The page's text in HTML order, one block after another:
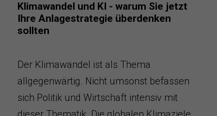
Klimawandel und KI - warum Sie jetzt
Ihre Anlagestrategie überdenken
sollten
Der Klimawandel ist als Thema
allgegenwärtig. Nicht umsonst befassen
sich Politik und Wirtschaft intensiv mit